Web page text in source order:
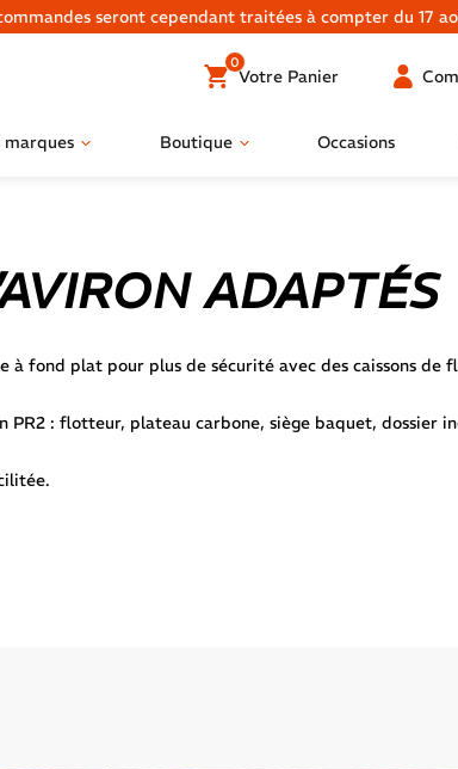
seront cependant traitées à compter du 17
Votre Panier
0
marques Boutique Occasions
ADAPTÉS
à fond plat pour plus de sécurité avec des caissons de
: flotteur, plateau carbone, siège baquet, dossier